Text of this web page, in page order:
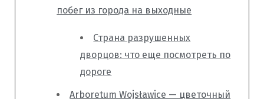
побег из города на выходные
Страна разрушенных
дворцов: что еще посмотреть по
дороге
Arboretum Wojsławice — цветочный